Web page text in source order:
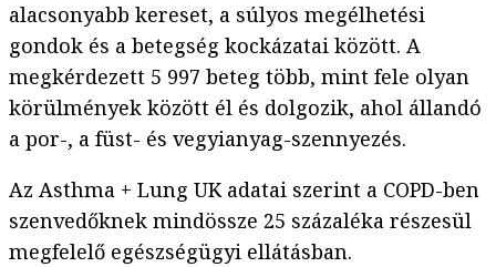
alacsonyabb kereset, a súlyos megélhetési
gondok és a betegség kockázatai között. A
megkérdezett 5 997 beteg több, mint fele olyan
körülmények között él és dolgozik, ahol állandó
a por-, a füst- és vegyianyag-szennyezés.
Az Asthma + Lung UK adatai szerint a COPD-ben
szenvedőknek mindössze 25 százaléka részesül
megfelelő egészségügyi ellátásban.